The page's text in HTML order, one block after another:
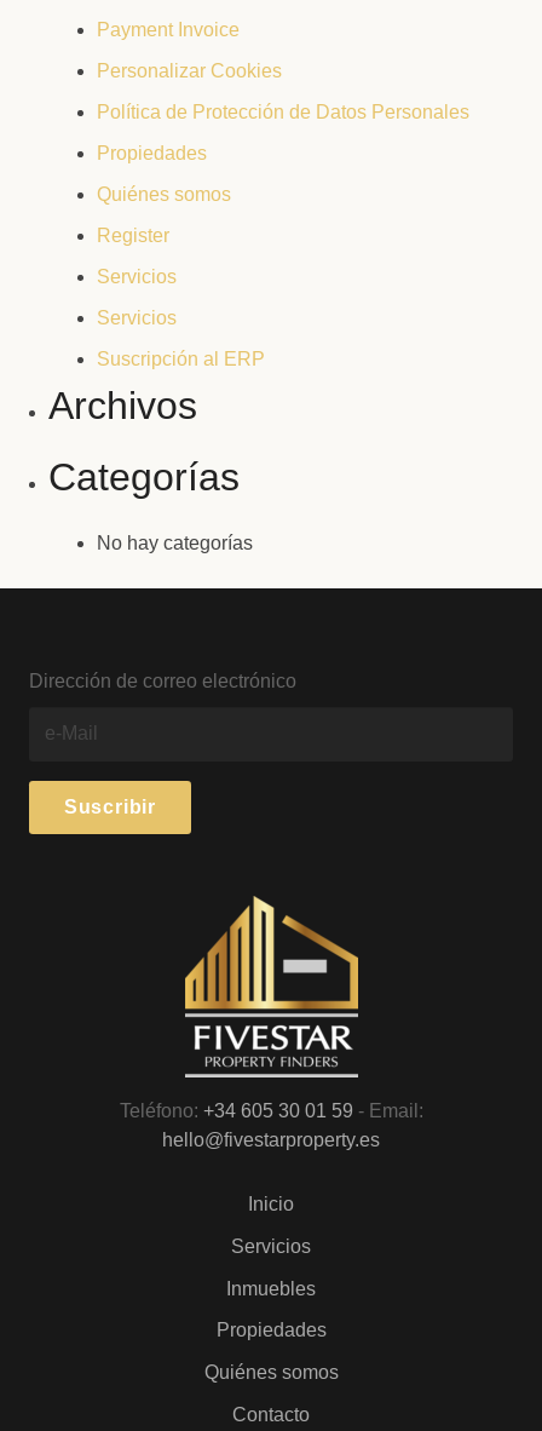
Payment Invoice
Personalizar Cookies
Política de Protección de Datos Personales
Propiedades
Quiénes somos
Register
Servicios
Servicios
Suscripción al ERP
Archivos
Categorías
No hay categorías
Dirección de correo electrónico
Teléfono: +34 605 30 01 59 - Email:
hello@fivestarproperty.es
Inicio
Servicios
Inmuebles
Propiedades
Quiénes somos
Contacto